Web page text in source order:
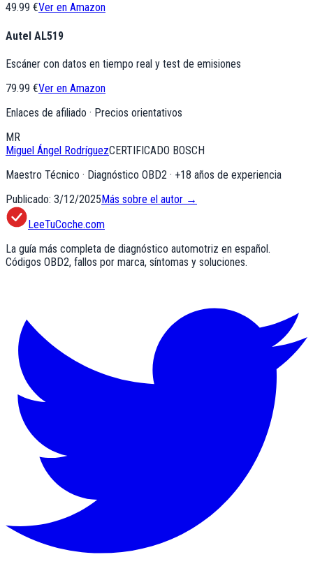
49.99 €Ver en Amazon
Autel AL519
Escáner con datos en tiempo real y test de emisiones
79.99 €Ver en Amazon
Enlaces de afiliado · Precios orientativos
MR
Miguel Ángel RodríguezCERTIFICADO BOSCH
Maestro Técnico · Diagnóstico OBD2 · +18 años de experiencia
Publicado: 3/12/2025Más sobre el autor →
LeeTuCoche.com
La guía más completa de diagnóstico automotriz en español.
Códigos OBD2, fallos por marca, síntomas y soluciones.